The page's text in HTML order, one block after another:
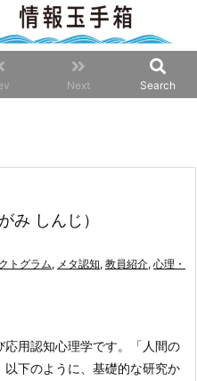
Next Search
み しんじ）
トグラム, メタ認知, 教員紹介, 心理・
用認知心理学です。「人間の
下のように、基礎的な研究か